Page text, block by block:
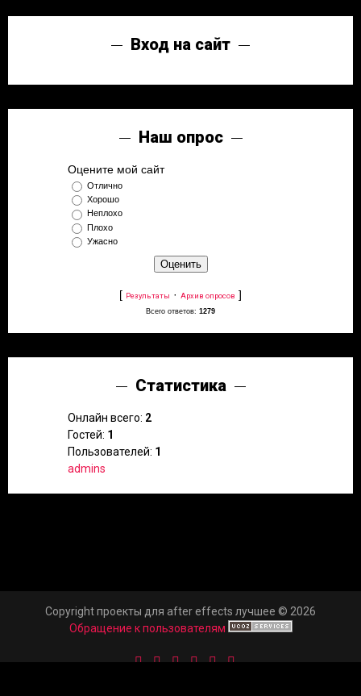
Вход на сайт
Наш опрос
Оцените мой сайт
Отлично
Хорошо
Неплохо
Плохо
Ужасно
[ Результаты · Архив опросов ]
Всего ответов: 1279
Статистика
Онлайн всего: 2
Гостей: 1
Пользователей: 1
admins
Copyright проекты для after effects лучшее © 2026
Обращение к пользователям